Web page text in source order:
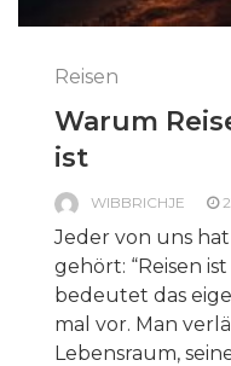
Reisen
Warum
ist
WIBBRICHJE
Jeder von uns hat
gehört: “Reisen
bedeutet das
mal vor. Man
Lebensraum,